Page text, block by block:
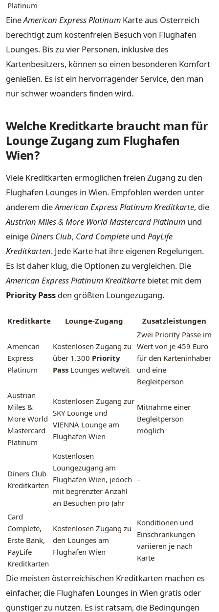
Platinum
EineAmerican Express Platinum Karte aus Österreich
berechtigt zum kostenfreien Besuch von Flughafen
Lounges. Bis zu vier Personen, inklusive des
Kartenbesitzers, können so einen besonderen Komfort
genießen. Es ist ein hervorragender Service, den man
nur schwer woanders finden wird.
Welche Kreditkarte braucht man für
Lounge Zugang zum Flughafen
Wien?
Viele Kreditkarten ermöglichen freien Zugang zu den
Flughafen Lounges in Wien. Empfohlen werden unter
anderem dieAmerican Express Platinum Kreditkarte, die
Austrian Miles & More World Mastercard Platinum und
einigeDiners Club, Card Complete und PayLife
Kreditkarten. Jede Karte hat ihre eigenen Regelungen.
Es ist daher klug, die Optionen zu vergleichen. Die
American Express Platinum Kreditkarte bietet mit dem
Priority Pass den größten Loungezugang.
Kreditkarte Lounge-Zugang Zusatzleistungen
American
Express
Platinum
Kostenlosen Zugang zu
über 1.300 Priority
Pass Lounges weltweit
Zwei Priority Pässe im
Wert von je 459 Euro
für den Karteninhaber
und eine
Begleitperson
Austrian
Miles &
More World
Mastercard
Platinum
Kostenlosen Zugang zur
SKY Lounge und
VIENNA Lounge am
Flughafen Wien
Mitnahme einer
Begleitperson
möglich
Diners Club
Kreditkarten
Kostenlosen
Loungezugang am
Flughafen Wien, jedoch
mit begrenzter Anzahl
an Besuchen pro Jahr
–
Card
Complete,
Erste Bank,
PayLife
Kreditkarten
Kostenlosen Zugang zu
den Lounges am
Flughafen Wien
Konditionen und
Einschränkungen
variieren je nach
Karte
Die meisten österreichischen Kreditkarten machen es
einfacher, die Flughafen Lounges in Wien gratis oder
günstiger zu nutzen. Es ist ratsam, die Bedingungen